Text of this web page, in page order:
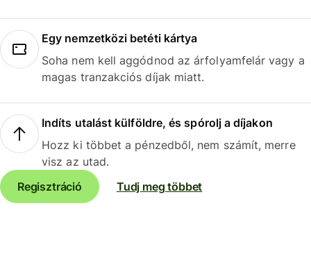
Egy nemzetközi betéti kártya
Soha nem kell aggódnod az árfolyamfelár vagy a
magas tranzakciós díjak miatt.
Indíts utalást külföldre, és spórolj a díjakon
Hozz ki többet a pénzedből, nem számít, merre
visz az utad.
Regisztráció
Tudj meg többet